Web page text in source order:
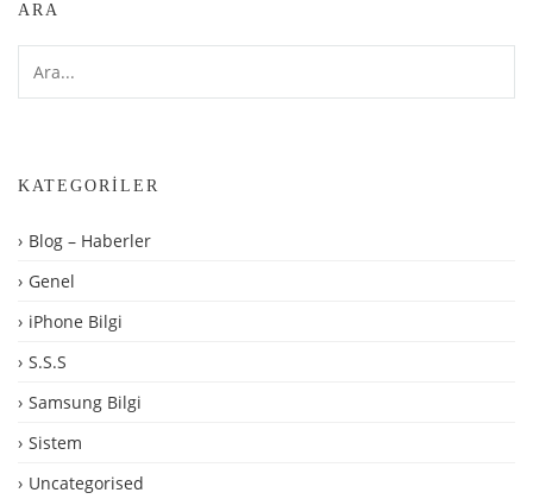
ARA
KATEGORILER
Blog – Haberler
Genel
iPhone Bilgi
S.S.S
Samsung Bilgi
Sistem
Uncategorised